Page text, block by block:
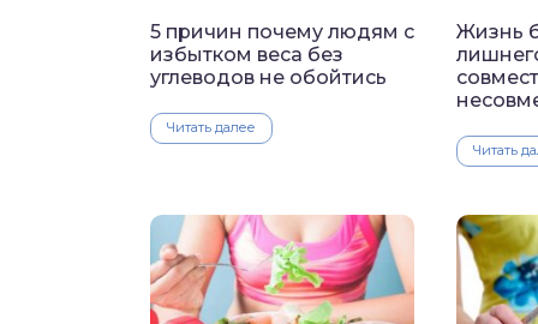
5 причин почему людям с
избытком веса без
углеводов не обойтись
Читать далее
Жизнь
Читать